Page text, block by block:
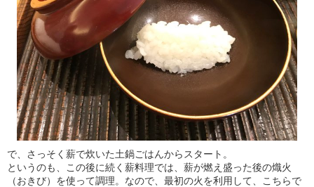
で、さっそく薪で炊いた土鍋ごはんからスタート。
というのも、この後に続く薪料理では、薪が燃え盛った後の熾火
（おきび）を使って調理。なので、最初の火を利用して、こちらで